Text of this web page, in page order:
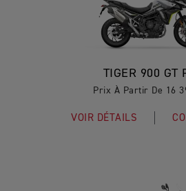
TIGER 900 GT
Prix À Partir De 16
VOIR DÉTAILS